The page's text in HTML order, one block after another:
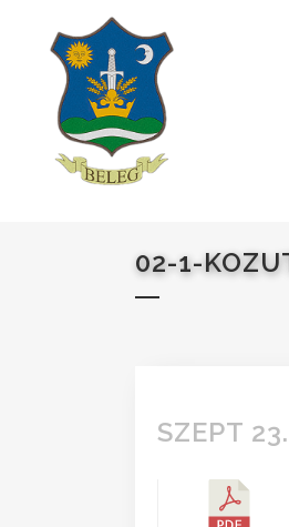
02-1-
SZEPT 23.